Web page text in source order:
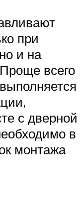
при
и на
всего
с дверной
в
монтажа